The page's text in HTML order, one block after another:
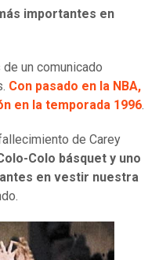
importantes en
un comunicado
Con pasado en la NBA,
en la temporada 1996.
de Carey
Colo básquet y uno
en vestir nuestra